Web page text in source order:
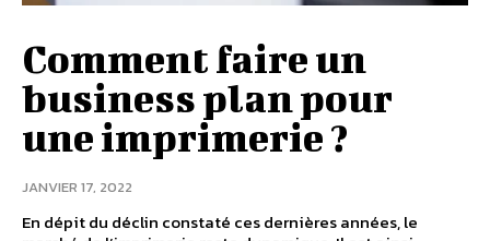
Comment faire un
business plan pour
une imprimerie ?
JANVIER 17, 2022
En dépit du déclin constaté ces dernières années, le